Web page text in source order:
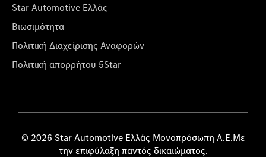
Star Automotive Ελλάς
Βιωσιμότητα
Πολιτική Διαχείρισης Αναφορών
Πολιτική απορρήτου 5Star
© 2026 Star Automotive Ελλάς Μονοπρόσωπη Α.Ε.Με
την επιφύλαξη παντός δικαιώματος.